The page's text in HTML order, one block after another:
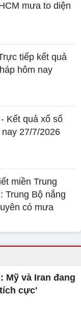
mưa to diện
tiếp kết quả
hôm nay
Kết quả xổ số
27/7/2026
miền Trung
Trung Bộ nắng
có mưa
Mỹ và Iran đang
cực'